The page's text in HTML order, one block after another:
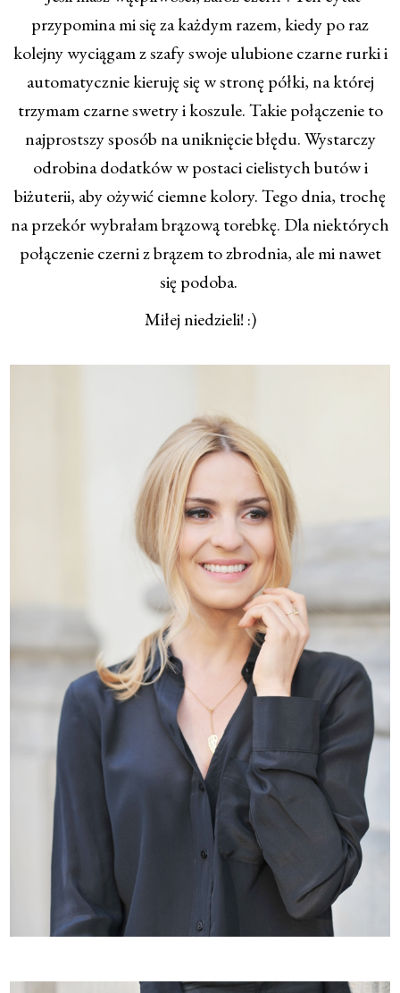
przypomina mi się za każdym razem, kiedy po raz
kolejny wyciągam z szafy swoje ulubione czarne rurki i
automatycznie kieruję się w stronę półki, na której
trzymam czarne swetry i koszule. Takie połączenie to
najprostszy sposób na uniknięcie błędu. Wystarczy
odrobina dodatków w postaci cielistych butów i
biżuterii, aby ożywić ciemne kolory. Tego dnia, trochę
na przekór wybrałam brązową torebkę. Dla niektórych
połączenie czerni z brązem to zbrodnia, ale mi nawet
się podoba.
Miłej niedzieli! :)